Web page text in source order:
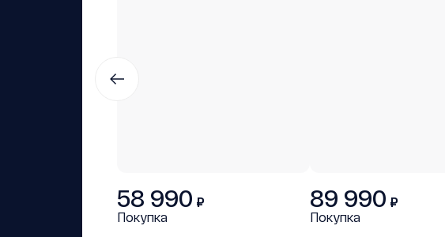
58 990 ₽
Покупка
89 990 ₽
Покупка